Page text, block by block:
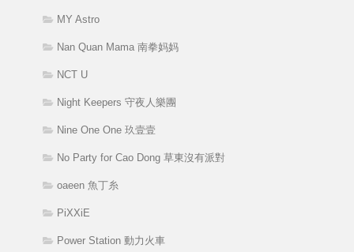
MY Astro
Nan Quan Mama 南拳妈妈
NCT U
Night Keepers 守夜人樂團
Nine One One 玖壹壹
No Party for Cao Dong 草東沒有派對
oaeen 魚丁糸
PiXXiE
Power Station 動力火車